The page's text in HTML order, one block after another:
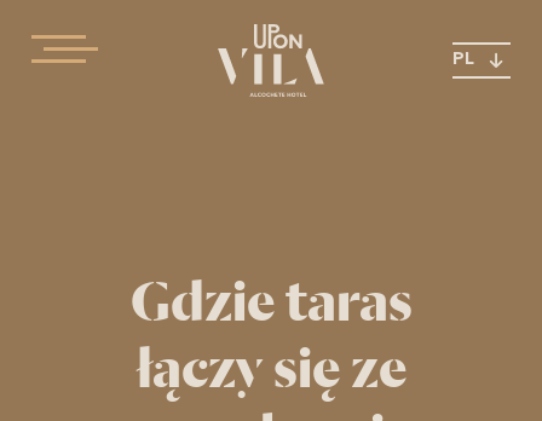
PL
Gdzie taras
łączy się ze